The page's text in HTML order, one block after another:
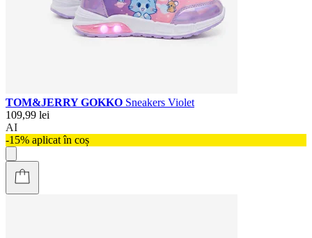
TOM&JERRY GOKKO Sneakers Violet
109,99 lei
AI
-15% aplicat în coș